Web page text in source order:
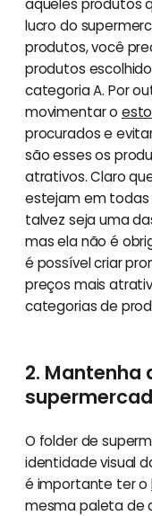
aqueles produtos
lucro do
produtos, você
produtos
categoria A. Por
movimentar o
procurados e
são esses os
atrativos. Claro
estejam em todas
talvez seja uma
mas ela não é
é possível criar
preços mais
categorias de
2. Mantenha
O folder de
identidade visual
é importante ter o
mesma paleta de